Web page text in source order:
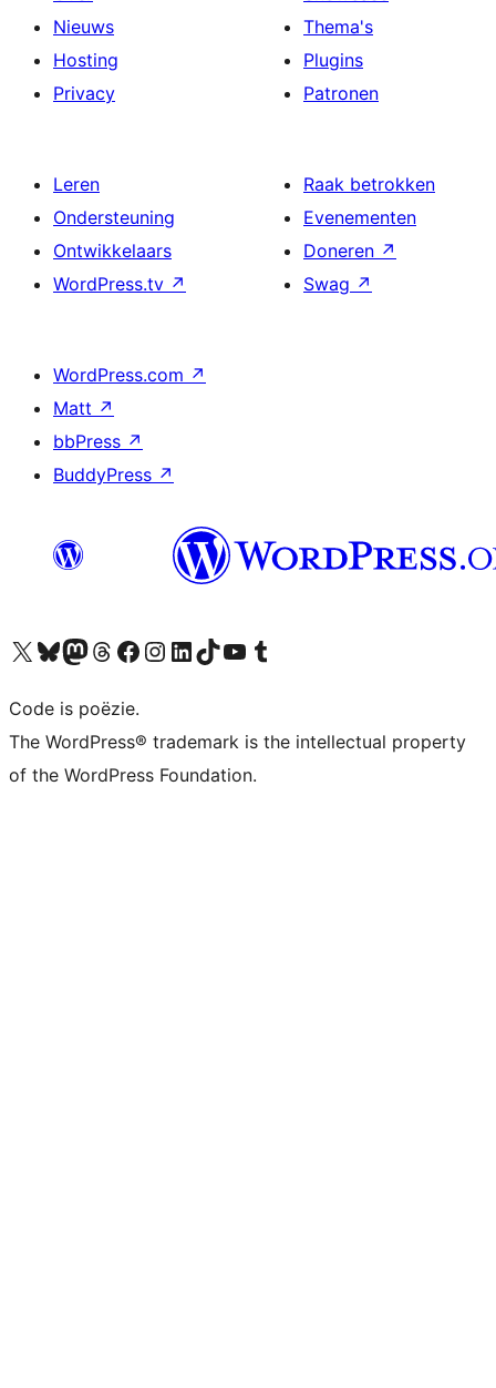
Nieuws
Hosting
Privacy
Thema's
Plugins
Patronen
Leren
Ondersteuning
Ontwikkelaars
WordPress.tv ↗
Raak betrokken
Evenementen
Doneren ↗
Swag ↗
WordPress.com ↗
Matt ↗
bbPress ↗
BuddyPress ↗
Bezoek ons X (voorheen Twitter) account
Bezoek ons Bluesky account
Bezoek ons Mastodon account
Bezoek ons Threads account
Onze Facebook pagina bezoeken
Bezoek ons Instagram account
Bezoek ons LinkedIn account
Bezoek ons TikTok account
Bezoek ons YouTube kanaalBezoek ons Tumblr account
Code is poëzie.
The WordPress® trademark is the intellectual property
of the WordPress Foundation.